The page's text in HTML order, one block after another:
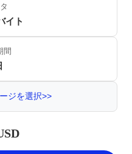
イト
間
ジを選択>>